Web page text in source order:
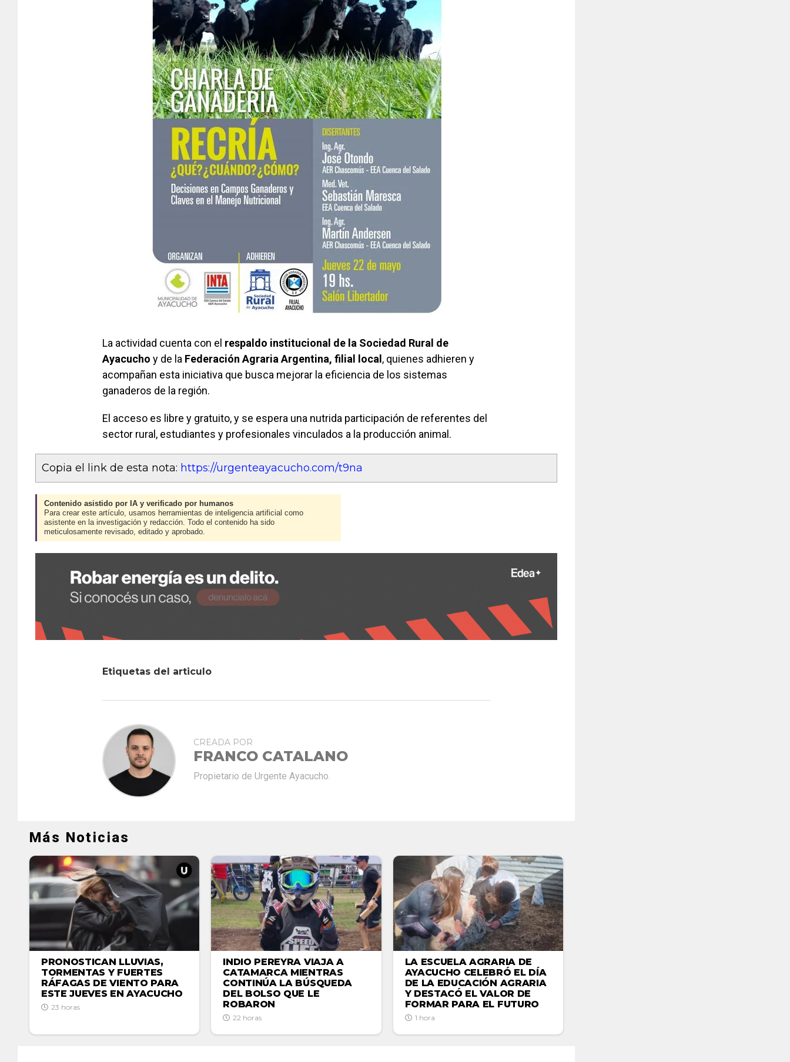
La actividad cuenta con el respaldo institucional de la Sociedad Rural de
Ayacucho y de la Federación Agraria Argentina, filial local, quienes adhieren y
acompañan esta iniciativa que busca mejorar la eficiencia de los sistemas
ganaderos de la región.
El acceso es libre y gratuito, y se espera una nutrida participación de referentes del
sector rural, estudiantes y profesionales vinculados a la producción animal.
Copia el link de esta nota: https://urgenteayacucho.com/t9na
Contenido asistido por IA y verificado por humanos
Para crear este artículo, usamos herramientas de inteligencia artificial como
asistente en la investigación y redacción. Todo el contenido ha sido
meticulosamente revisado, editado y aprobado.
Etiquetas del articulo
CREADA POR
FRANCO CATALANO
Propietario de Urgente Ayacucho.
Más Noticias
PRONOSTICAN LLUVIAS,
TORMENTAS Y FUERTES
RÁFAGAS DE VIENTO PARA
ESTE JUEVES EN AYACUCHO
23 horas
INDIO PEREYRA VIAJA A
CATAMARCA MIENTRAS
CONTINÚA LA BÚSQUEDA
DEL BOLSO QUE LE
ROBARON
22 horas
LA ESCUELA AGRARIA DE
AYACUCHO CELEBRÓ EL DÍA
DE LA EDUCACIÓN AGRARIA
Y DESTACÓ EL VALOR DE
FORMAR PARA EL FUTURO
1 hora